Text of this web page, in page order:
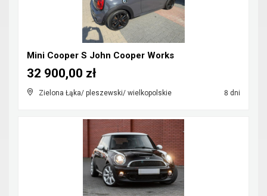
Mini Cooper S John Cooper Works
Zielona Łąka/ pleszewski/ wielkopolskie 8 dni
32 900,00 zł